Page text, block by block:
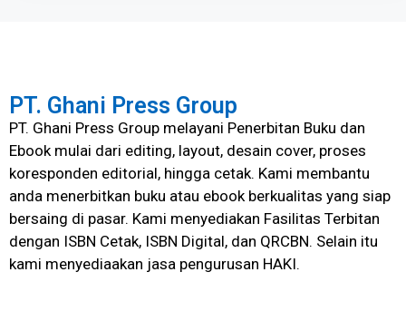
PT. Ghani Press Group
PT. Ghani Press Group melayani Penerbitan Buku dan
Ebook mulai dari editing, layout, desain cover, proses
koresponden editorial, hingga cetak. Kami membantu
anda menerbitkan buku atau ebook berkualitas yang siap
bersaing di pasar. Kami menyediakan Fasilitas Terbitan
dengan ISBN Cetak, ISBN Digital, dan QRCBN. Selain itu
kami menyediaakan jasa pengurusan HAKI.